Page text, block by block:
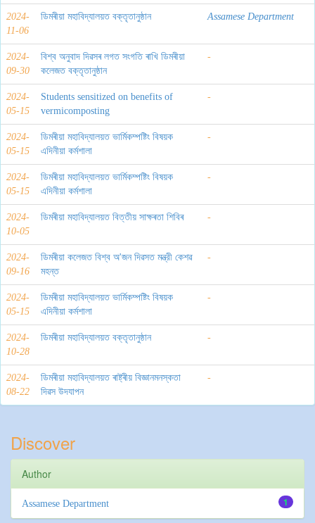
2024-
11-06
ডিমৰীয়া মহাবিদ্যালয়ত বক্তৃতানুষ্ঠান Assamese Department
2024-
09-30
বিশ্ব অনুবাদ দিৱসৰ লগত সংগতি ৰাখি ডিমৰীয়া
কলেজত বক্তৃতানুষ্ঠান
-
2024-
05-15
Students sensitized on benefits of
vermicomposting
-
2024-
05-15
ডিমৰীয়া মহাবিদ্যালয়ত ভার্মিকম্পষ্টিং বিষয়ক
এদিনীয়া কর্মশালা
-
2024-
05-15
ডিমৰীয়া মহাবিদ্যালয়ত ভার্মিকম্পষ্টিং বিষয়ক
এদিনীয়া কর্মশালা
-
2024-
10-05
ডিমৰীয়া মহাবিদ্যালয়ত বিত্তীয় সাক্ষৰতা শিবিৰ -
2024-
09-16
ডিমৰীয়া কলেজত বিশ্ব অ'জন দিৱসত মন্ত্রী কেশৱ
মহন্ত
-
2024-
05-15
ডিমৰীয়া মহাবিদ্যালয়ত ভার্মিকম্পষ্টিং বিষয়ক
এদিনীয়া কর্মশালা
-
2024-
10-28
ডিমৰীয়া মহাবিদ্যালয়ত বক্তৃতানুষ্ঠান -
2024-
08-22
ডিমৰীয়া মহাবিদ্যালয়ত ৰাষ্ট্ৰীয় বিজ্ঞানমনস্কতা
দিৱস উদযাপন
-
Discover
Author
1
Assamese Department